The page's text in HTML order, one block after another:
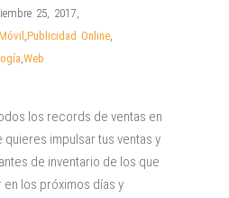
25, 2017,
,Publicidad Online,
,Web
los records de ventas en
quieres impulsar tus ventas y
de inventario de los que
los próximos días y